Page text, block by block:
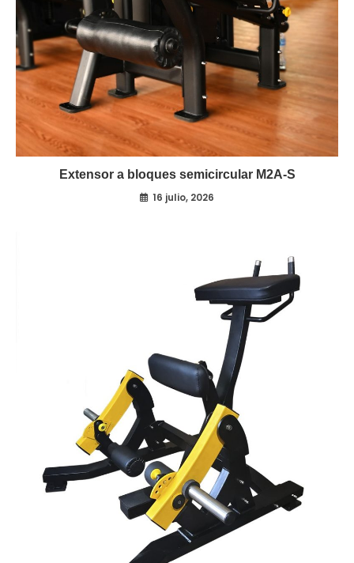
Extensor a bloques semicircular M2A-S
16 julio, 2026